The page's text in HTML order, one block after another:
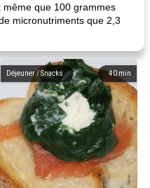
que 100 grammes
micronutriments que 2,3
40 min
Déjeuner / Snacks